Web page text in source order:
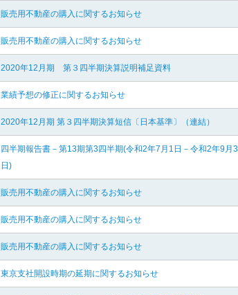
販売用不動産の購入に関するお知らせ
販売用不動産の購入に関するお知らせ
2020年12月期 第３四半期決算説明補足資料
業績予想の修正に関するお知らせ
2020年12月期 第３四半期決算短信〔日本基準〕（連結）
四半期報告書－第13期第3四半期(令和2年7月1日－令和2年9月
日)
販売用不動産の購入に関するお知らせ
販売用不動産の購入に関するお知らせ
販売用不動産の購入に関するお知らせ
東京支社開設時期の延期に関するお知らせ